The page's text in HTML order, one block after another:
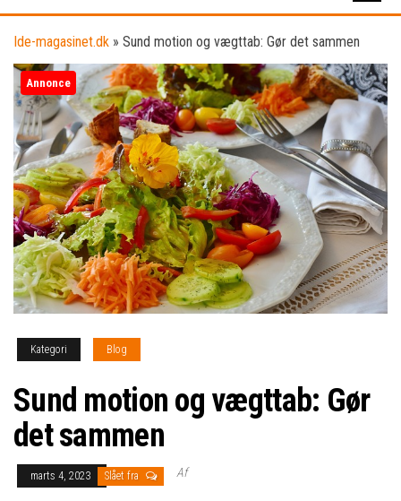
Ide-magasinet.dk » Sund motion og vægttab: Gør det sammen
Annonce
Kategori Blog
Sund motion og vægttab: Gør
det sammen
marts 4, 2023 Slået fra Af